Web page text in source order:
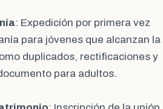
: Expedición por primera vez
para jóvenes que alcanzan la
duplicados, rectificaciones y
para adultos.